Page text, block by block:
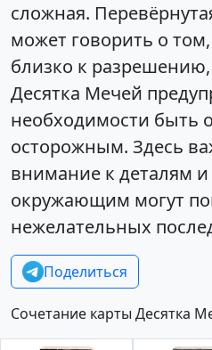
сложная.
может говорить о
близко к
Десятка Мечей
необходимости быть
осторожным. Здесь
внимание к деталям
окружающим могут
нежелательных
Поделиться
Сочетание карты Десятка